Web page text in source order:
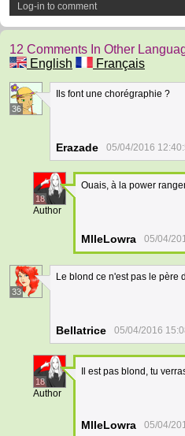
Log-in to comment
12 Comments In Other
English
Français
36
Ils font une chorégraphie ?
Erazade 05/04/2016
18
Author
Ouais, à la power
MlleLowra 05/04/
33
Le blond ce n'est pas le père
Bellatrice 05/04/2016
18
Author
Il est pas blond, tu
MlleLowra 05/04/